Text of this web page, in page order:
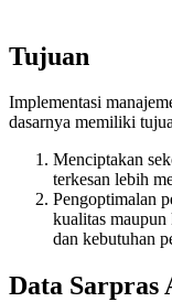
Tujuan
Implementasi
dasarnya memiliki
Menciptakan
terkesan lebih
Pengoptimalan
kualitas maupun
dan kebutuhan
Data Sarpras